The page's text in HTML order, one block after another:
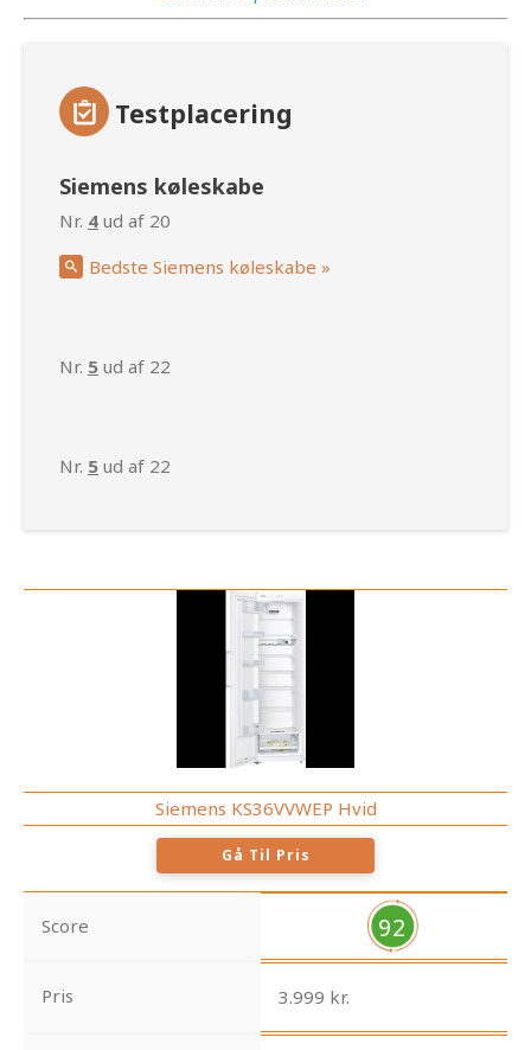
Testplacering
Siemens køleskabe
Nr. 4 ud af 20
Bedste Siemens køleskabe »
Nr. 5 ud af 22
Nr. 5 ud af 22
Siemens KS36VVWEP Hvid
Gå Til Pris
Score 92
Pris 3.999 kr.